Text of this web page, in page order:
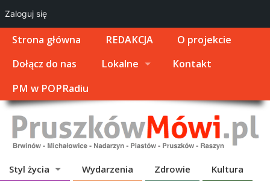
Strona główna REDAKCJA
O projekcie
Dołącz do nas
Lokalne
Kontakt
PM w POPRadiu
Styl życia Wydarzenia Zdrowie Kultura
Zaloguj się